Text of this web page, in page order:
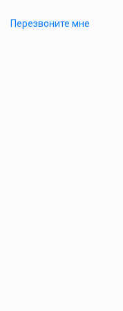
Перезвоните мне